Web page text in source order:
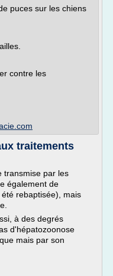
puces sur les chiens
contre les
traitements
transmise par les
également de
rebaptisée), mais
à des degrés
d'hépatozoonose
mais par son